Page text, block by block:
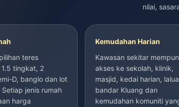
nilai,
teres
tingkat, 2
D, banglo dan lot
Setiap jenis rumah
harga
Kemudahan Harian
Kawasan sekitar
akses ke sekolah, klinik,
masjid, kedai harian,
bandar Kluang dan
kemudahan komuniti